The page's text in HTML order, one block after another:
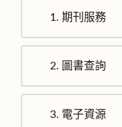
1. 期刊服務
2. 圖書查詢
3. 電子資源